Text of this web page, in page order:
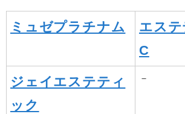
ミュゼプラチナム
エス
C
ジェイエステティ
ック
－